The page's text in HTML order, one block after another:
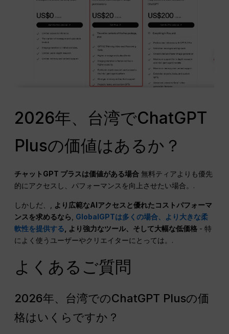
2026年、台湾でChatGPT
Plusの価値はあるか？
チャットGPT プラスは価値がある場合 無料ティアよりも優先
的にアクセスし、パフォーマンスを向上させたい場合。.
しかしだ、, より広範なAIアクセスと優れたコストパフォーマ
ンスを求めるなら
GlobalGPTは多くの場合、より大きな柔
軟性を提供する , より強力なツール、そして大幅な低価格 - 特
によく使うユーザーやクリエイターにとっては。.
よくあるご質問
2026年、台湾でのChatGPT Plusの価
格はいくらですか？